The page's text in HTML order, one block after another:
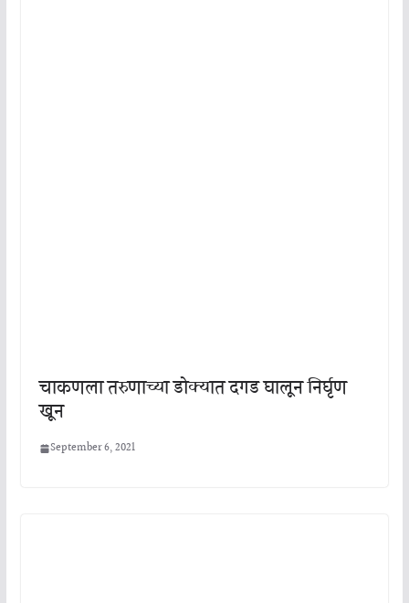
चाकणला तरुणाच्या डोक्यात दगड घालून निर्घृण
खून
September 6, 2021